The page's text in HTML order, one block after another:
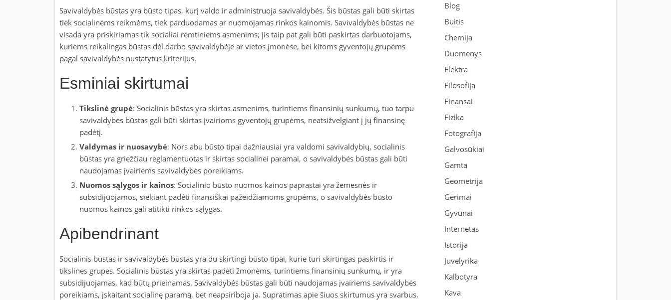
Savivaldybės būstas yra būsto tipas, kurį valdo ir administruoja savivaldybės. Šis būstas gali būti skirtas
tiek socialinėms reikmėms, tiek parduodamas ar nuomojamas rinkos kainomis. Savivaldybės būstas ne
visada yra priskiriamas tik socialiai remtiniems asmenims; jis taip pat gali būti paskirtas darbuotojams,
kuriems reikalingas būstas dėl darbo savivaldybėje ar vietos įmonėse, bei kitoms gyventojų grupėms
pagal savivaldybės nustatytus kriterijus.
Esminiai skirtumai
Tikslinė grupė: Socialinis būstas yra skirtas asmenims, turintiems finansinių sunkumų, tuo tarpu
savivaldybės būstas gali būti skirtas įvairioms gyventojų grupėms, neatsižvelgiant į jų finansinę
padėtį.
Valdymas ir nuosavybė: Nors abu būsto tipai dažniausiai yra valdomi savivaldybių, socialinis
būstas yra griežčiau reglamentuotas ir skirtas socialinei paramai, o savivaldybės būstas gali būti
naudojamas įvairiems savivaldybės poreikiams.
Nuomos sąlygos ir kainos: Socialinio būsto nuomos kainos paprastai yra žemesnės ir
subsidijuojamos, siekiant padėti finansiškai pažeidžiamoms grupėms, o savivaldybės būsto
nuomos kainos gali atitikti rinkos sąlygas.
Apibendrinant
Socialinis būstas ir savivaldybės būstas yra du skirtingi būsto tipai, kurie turi skirtingas paskirtis ir
tikslines grupes. Socialinis būstas yra skirtas padėti žmonėms, turintiems finansinių sunkumų, ir yra
subsidijuojamas, kad būtų prieinamas. Savivaldybės būstas gali būti naudojamas įvairiems savivaldybės
poreikiams, įskaitant socialinę paramą, bet neapsiriboja ja. Supratimas apie šiuos skirtumus yra svarbus,
Blog
Buitis
Chemija
Duomenys
Elektra
Filosofija
Finansai
Fizika
Fotografija
Galvosūkiai
Gamta
Geometrija
Gėrimai
Gyvūnai
Internetas
Istorija
Juvelyrika
Kalbotyra
Kava